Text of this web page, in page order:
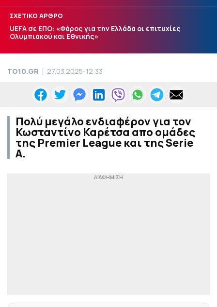
ΣΧΕΤΙΚΟ ΑΡΘΡΟ
UEFA σε ΕΠΟ: «Φάρος για την Ελλάδα οι επιτυχίες
Ολυμπιακού και Εθνικής»
TO10.GR 27.03.2025-12:33
Πολύ μεγάλο ενδιαφέρον για τον
Κωσταντίνο Καρέτσα απο ομάδες
της Premier League και της Serie
A.